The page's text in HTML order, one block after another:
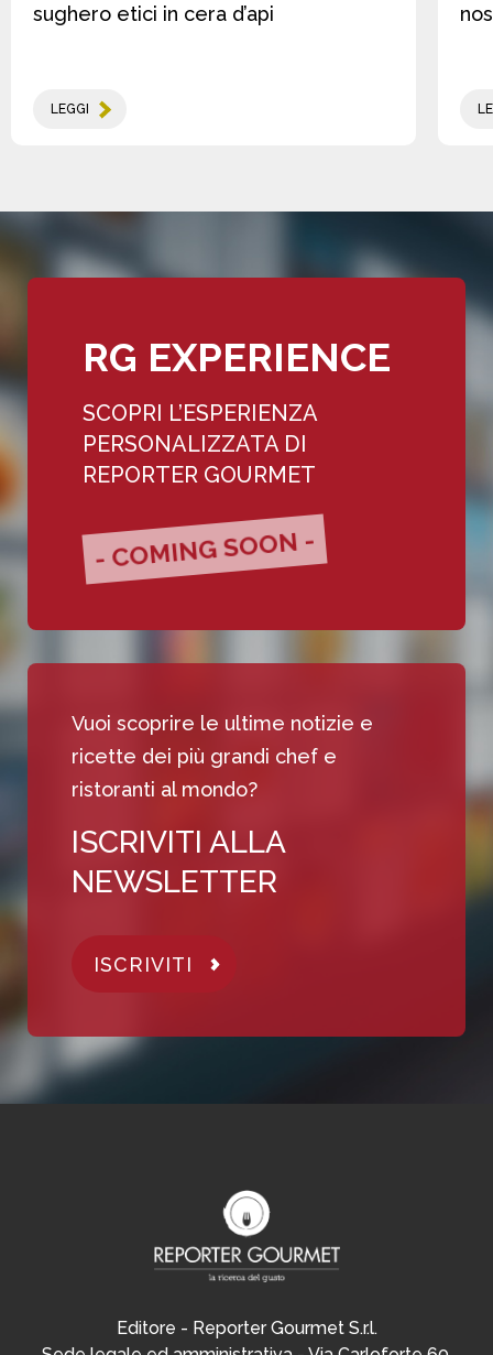
sughero etici in cera d’api
LEGGI
RG EXPERIENCE
SCOPRI L’ESPERIENZA
PERSONALIZZATA DI
REPORTER GOURMET
- COMING SOON -
Vuoi scoprire le ultime notizie e
ricette dei più grandi chef e
ristoranti al mondo?
ISCRIVITI ALLA
NEWSLETTER
ISCRIVITI
Editore - Reporter Gourmet S.r.l.